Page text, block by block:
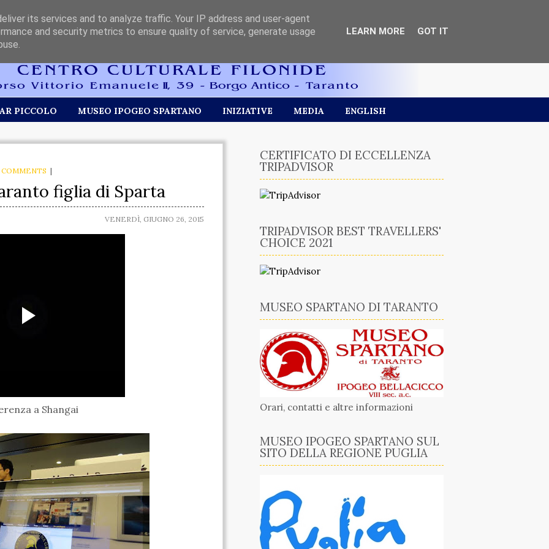
PICCOLO MUSEO IPOGEO SPARTANO INIZIATIVE MEDIA ENGLISH
|
figlia di Sparta
VENERDÌ, GIUGNO 26, 2015
a Shangai
CERTIFICATO DI ECCELLENZA
TRIPADVISOR
TRIPADVISOR BEST TRAVELLERS'
CHOICE 2021
MUSEO SPARTANO DI TARANTO
Orari, contatti e altre informazioni
MUSEO IPOGEO SPARTANO SUL
SITO DELLA REGIONE PUGLIA
its services and to analyze traffic. Your IP address and user-agent
and security metrics to ensure quality of service, generate usage
LEARN MORE GOT IT